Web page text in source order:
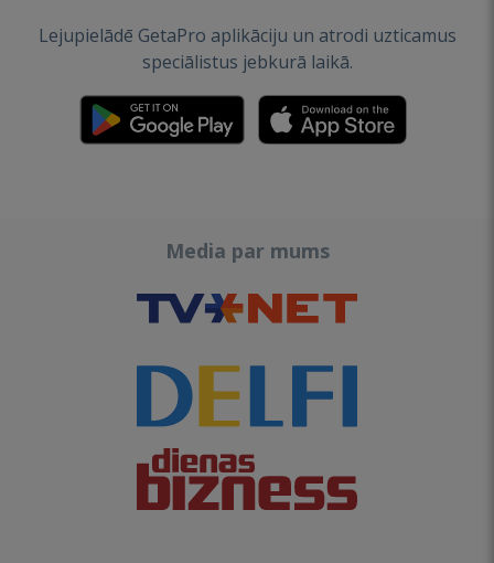
Lejupielādē GetaPro aplikāciju un atrodi uzticamus
speciālistus jebkurā laikā.
Media par mums